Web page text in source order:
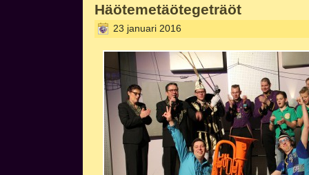
Häötemetäötegeträöt
23 januari 2016